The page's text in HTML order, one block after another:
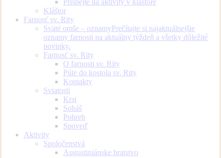
Prispejte na aktivity v kláštore
Kláštor
Farnosť sv. Rity
Sväté omše – oznamyPrečítajte si najaktuálnejšie
oznamy farnosti na aktuálny týždeň a všetky dôležité
novinky.
Farnosť sv. Rity
O farnosti sv. Rity
Púte do kostola sv. Rity
Kontakty
Sviatosti
Krst
Sobáš
Pohreb
Spoveď
Aktivity
Spoločenstvá
Augustiniánske bratstvo